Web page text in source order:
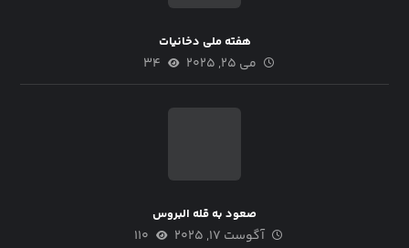
هفته ملی دخانیات
می ۲۵, ۲۰۲۵ ۳۴
صعود به قله البروس
آگوست ۱۷, ۲۰۲۵ ۱۱۰